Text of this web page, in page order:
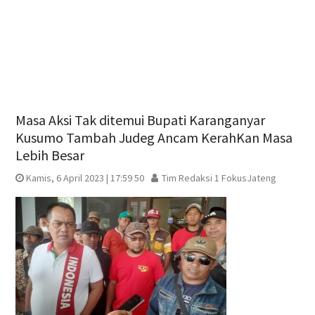
Masa Aksi Tak ditemui Bupati Karanganyar
Kusumo Tambah Judeg Ancam KerahKan Masa
Lebih Besar
Kamis, 6 April 2023 | 17:59 50 Tim Redaksi 1 FokusJateng